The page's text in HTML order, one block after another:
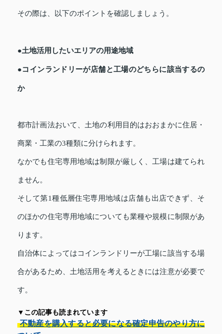
その際は、以下のポイントを確認しましょう。
●土地活用したいエリアの用途地域
●コインランドリーが店舗と工場のどちらに該当するの
か
都市計画法おいて、土地の利用目的はおおまかに住居・
商業・工業の3種類に分けられます。
なかでも住宅専用地域は制限が厳しく、工場は建てられ
ません。
そして第1種低層住宅専用地域は店舗も出店できず、そ
のほかの住宅専用地域についても業種や規模に制限があ
ります。
自治体によってはコインランドリーが工場に該当する場
合があるため、土地活用を考えるときには注意が必要で
す。
▼この記事も読まれています
不動産を購入すると必要になる確定申告のやり方に